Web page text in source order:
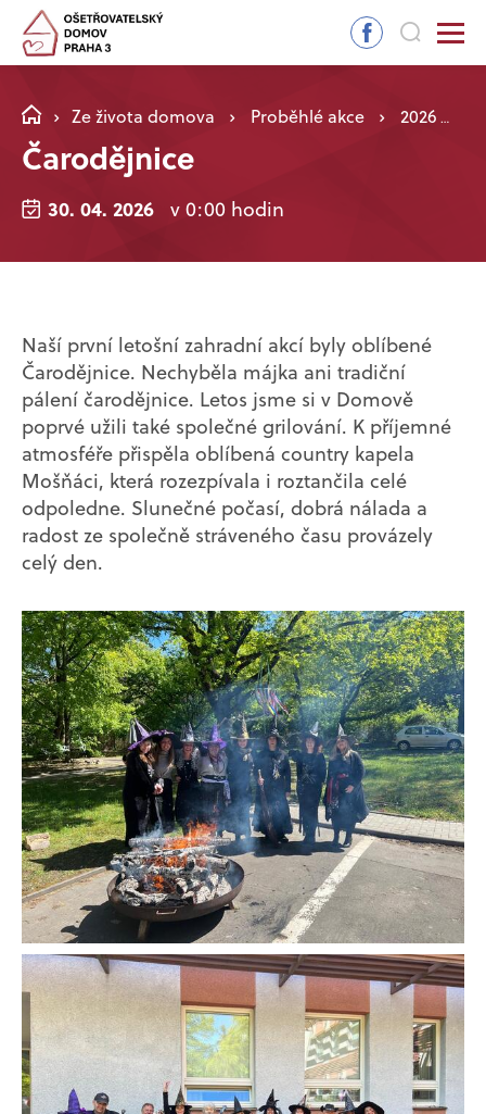
Ze života domova Proběhlé akce 2026
Čarodějnice
30. 04. 2026 v 0:00 hodin
Naší první letošní zahradní akcí byly oblíbené
Čarodějnice. Nechyběla májka ani tradiční
pálení čarodějnice. Letos jsme si v Domově
poprvé užili také společné grilování. K příjemné
atmosféře přispěla oblíbená country kapela
Mošňáci, která rozezpívala i roztančila celé
odpoledne. Slunečné počasí, dobrá nálada a
radost ze společně stráveného času provázely
celý den.